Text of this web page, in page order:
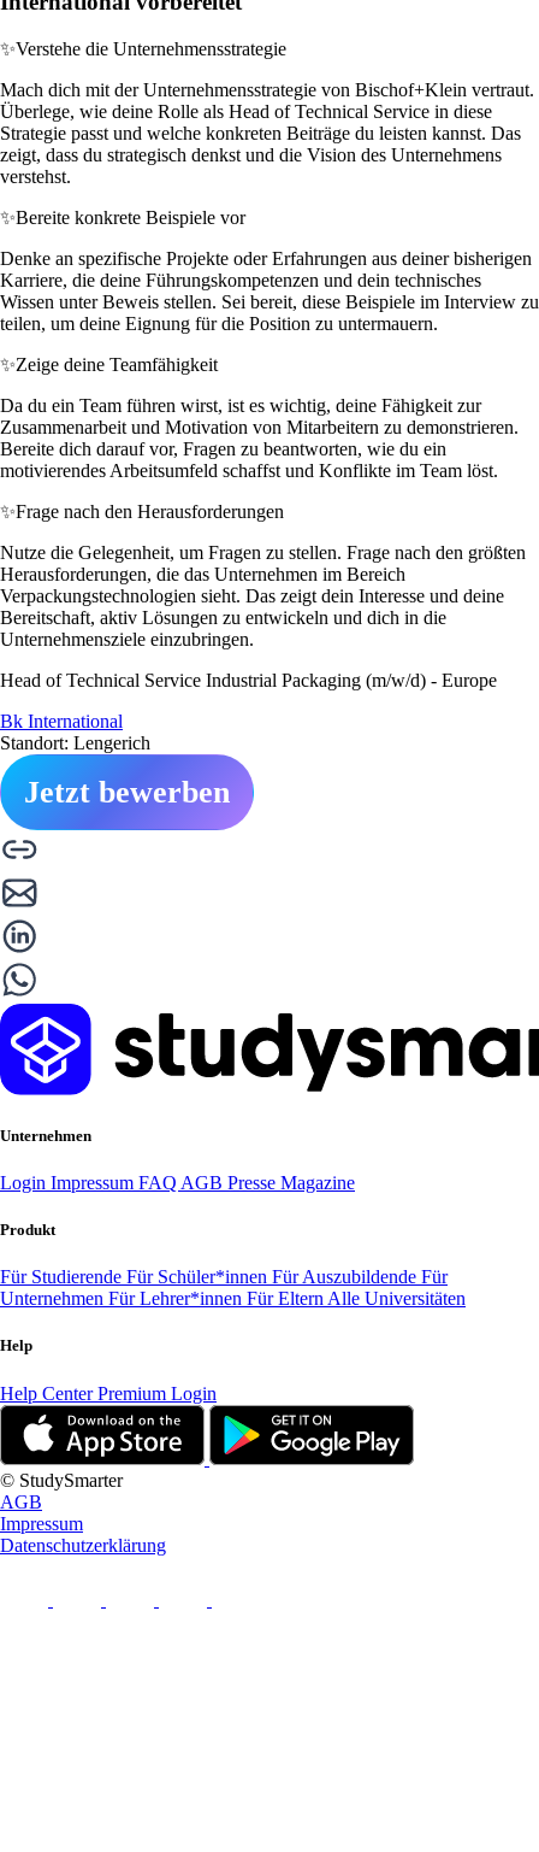
✨Verstehe die Unternehmensstrategie
Mach dich mit der Unternehmensstrategie von Bischof+Klein vertraut.
Überlege, wie deine Rolle als Head of Technical Service in diese
Strategie passt und welche konkreten Beiträge du leisten kannst. Das
zeigt, dass du strategisch denkst und die Vision des Unternehmens
verstehst.
✨Bereite konkrete Beispiele vor
Denke an spezifische Projekte oder Erfahrungen aus deiner bisherigen
Karriere, die deine Führungskompetenzen und dein technisches
Wissen unter Beweis stellen. Sei bereit, diese Beispiele im Interview zu
teilen, um deine Eignung für die Position zu untermauern.
✨Zeige deine Teamfähigkeit
Da du ein Team führen wirst, ist es wichtig, deine Fähigkeit zur
Zusammenarbeit und Motivation von Mitarbeitern zu demonstrieren.
Bereite dich darauf vor, Fragen zu beantworten, wie du ein
motivierendes Arbeitsumfeld schaffst und Konflikte im Team löst.
✨Frage nach den Herausforderungen
Nutze die Gelegenheit, um Fragen zu stellen. Frage nach den größten
Herausforderungen, die das Unternehmen im Bereich
Verpackungstechnologien sieht. Das zeigt dein Interesse und deine
Bereitschaft, aktiv Lösungen zu entwickeln und dich in die
Unternehmensziele einzubringen.
Head of Technical Service Industrial Packaging (m/w/d) - Europe
Bk International
Standort: Lengerich
Jetzt bewerben
Unternehmen
Login Impressum FAQ AGB Presse Magazine
Produkt
Für Studierende Für Schüler*innen Für Auszubildende Für
Unternehmen Für Lehrer*innen Für Eltern Alle Universitäten
Help
Help CenterPremium Login
© StudySmarter
AGB
Impressum
Datenschutzerklärung